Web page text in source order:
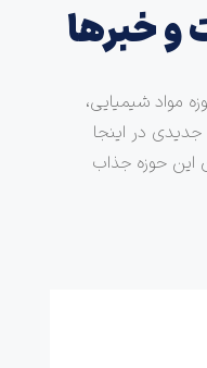
و خبرها
مواد شیمیایی،
در اینجا
این حوزه جذاب